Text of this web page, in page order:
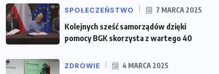
SPOŁECZEŃSTWO 7 MARCA 2025
Kolejnych sześć samorządów dzięki
pomocy BGK skorzysta z wartego 40
ZDROWIE 4 MARCA 2025